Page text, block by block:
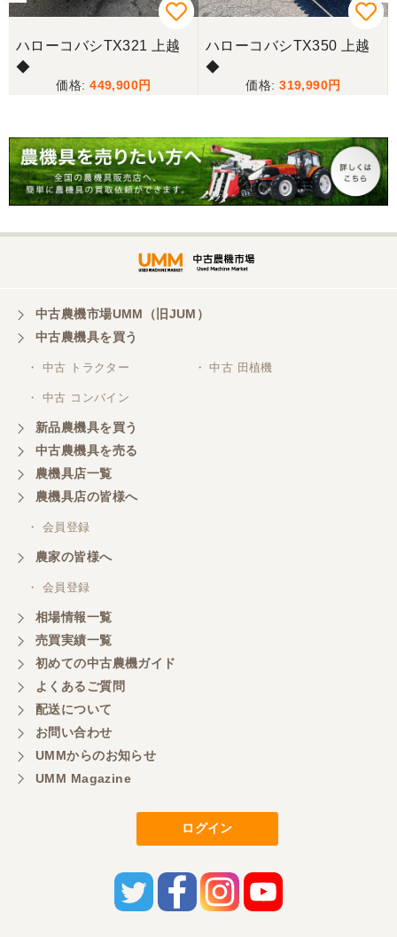
ハローコバシTX321 上越
◆
449,900
ハローコバシTX350 上越
◆
319,990
中古農機市場UMM（旧JUM）
中古農機具を買う
・ 中古 トラクター ・ 中古 田植機
・ 中古 コンバイン
新品農機具を買う
中古農機具を売る
農機具店一覧
農機具店の皆様へ
・ 会員登録
農家の皆様へ
・ 会員登録
相場情報一覧
売買実績一覧
初めての中古農機ガイド
よくあるご質問
配送について
お問い合わせ
UMMからのお知らせ
UMM Magazine
ログイン